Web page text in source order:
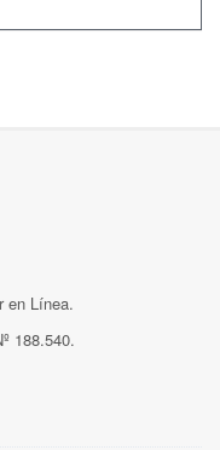
en Línea.
188.540.